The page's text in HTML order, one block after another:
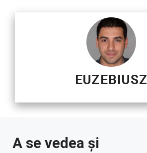
EUZEBIUSZ
A se vedea și